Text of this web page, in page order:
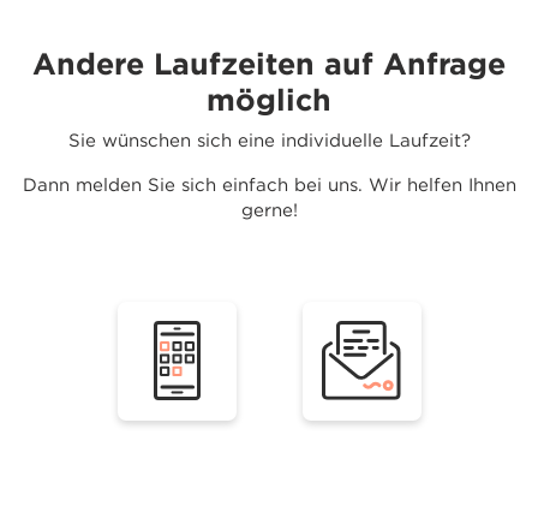
Andere Laufzeiten auf Anfrage
möglich
Sie wünschen sich eine individuelle Laufzeit?
Dann melden Sie sich einfach bei uns. Wir helfen Ihnen
gerne!